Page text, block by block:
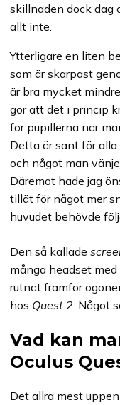
skillnaden dock dag
allt inte.
Ytterligare en liten
som är skarpast
är bra mycket
gör att det i princip
för pupillerna när
Detta är sant för alla
och något man
Däremot hade jag
tillät för något mer
huvudet behövde
Den så kallade
många headset
rutnät framför
hos Quest 2 . Något
Vad kan
Oculus
Det allra mest